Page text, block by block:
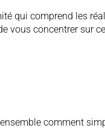
qui comprend les
vous concentrer sur
comment